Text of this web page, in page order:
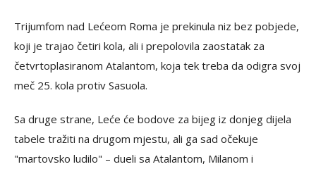
Trijumfom nad Lećeom Roma je prekinula niz bez pobjede,
koji je trajao četiri kola, ali i prepolovila zaostatak za
četvrtoplasiranom Atalantom, koja tek treba da odigra svoj
meč 25. kola protiv Sasuola.
Sa druge strane, Leće će bodove za bijeg iz donjeg dijela
tabele tražiti na drugom mjestu, ali ga sad očekuje
"martovsko ludilo" – dueli sa Atalantom, Milanom i